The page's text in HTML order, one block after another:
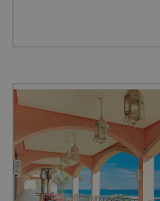
zentralStrand: Sand,
kmStrand
Jable ca. 500 m Das
24 Stunden,
saisonabhängig,
Liegestühle: ohne